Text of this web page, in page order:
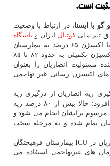
است.
با ایسنا، در ارتباط با وضعیت
تیم ملی فوتبال ایران و باشگاه
پرسپولیس، اظهار داشت: ایشان با اکسیژن ۶۵ درصد به بیمارستان
فرهیختگان مراجعه کردند که با اکسیژن تکمیلی به حدود ۸۲ تا ۸۵
مسئولیت انصاریان را بعنوان
اکسیژن رسانی غیر تهاجمی
ریه انصاریان از درگیری ریه
مرحوم میناوند بالاتر بوده است، افزود: حالا بیش از ۸۰ درصد ریه
مرسوم برایشان انجام می شود و
تمام شده و به مرحله سخت
وی ادامه داد: هم اکنون علی انصاریان در ICU بیمارستان فرهیختگان
های غیرتهاجمی استفاده می